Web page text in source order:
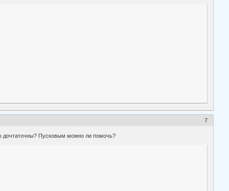
7
дочтаточны? Пусковым можно ли помочь?